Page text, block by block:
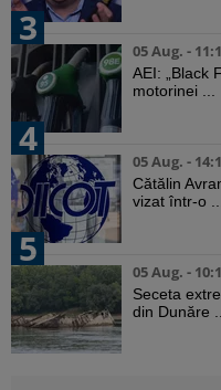
3
05 Aug. -
AEI: „Black
motorinei ...
4
05 Aug. -
Cătălin
vizat într-o
5
05 Aug. -
Seceta
din Dunăre